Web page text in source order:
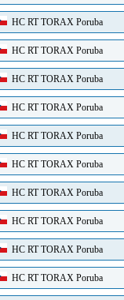
HC RT TORAX Poruba
HC RT TORAX Poruba
HC RT TORAX Poruba
HC RT TORAX Poruba
HC RT TORAX Poruba
HC RT TORAX Poruba
HC RT TORAX Poruba
HC RT TORAX Poruba
HC RT TORAX Poruba
HC RT TORAX Poruba